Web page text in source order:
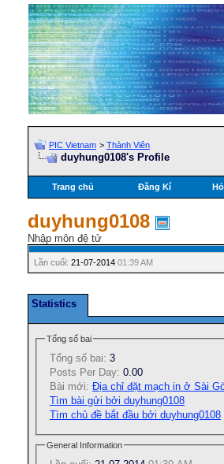
PIC Vietnam > Thành Viên
duyhung0108's Profile
Trang chủ Đăng Kí
duyhung0108
Nhập môn đệ tử
Lần cuối: 21-07-2014 01:39 AM
Statistics
Tổng số bai
Tổng số bai: 3
Posts Per Day: 0.00
Bài mới: Địa chỉ đặt mạch in ở Sài
Tìm bài gửi bởi duyhung0108
Tìm chủ đề bắt đầu bởi duyhung0108
General Information